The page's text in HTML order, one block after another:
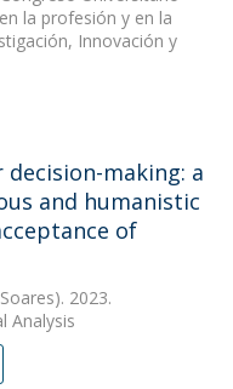
la profesión y en la
Innovación y
making: a
and humanistic
of
2023.
Analysis